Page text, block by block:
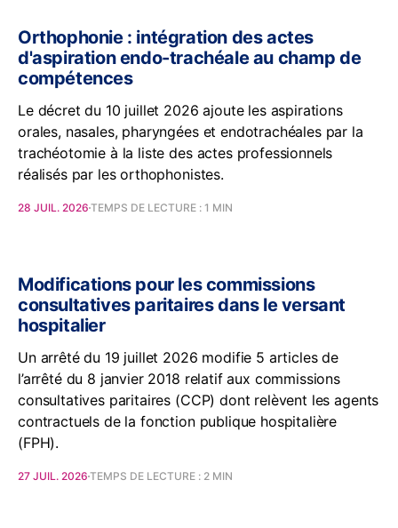
Orthophonie : intégration des actes
d'aspiration endo-trachéale au champ de
compétences
Le décret du 10 juillet 2026 ajoute les aspirations
orales, nasales, pharyngées et endotrachéales par la
trachéotomie à la liste des actes professionnels
réalisés par les orthophonistes.
28 JUIL. 2026 TEMPS DE LECTURE : 1 MIN
Modifications pour les commissions
consultatives paritaires dans le versant
hospitalier
Un arrêté du 19 juillet 2026 modifie 5 articles de
l’arrêté du 8 janvier 2018 relatif aux commissions
consultatives paritaires (CCP) dont relèvent les agents
contractuels de la fonction publique hospitalière
(FPH).
27 JUIL. 2026 TEMPS DE LECTURE : 2 MIN